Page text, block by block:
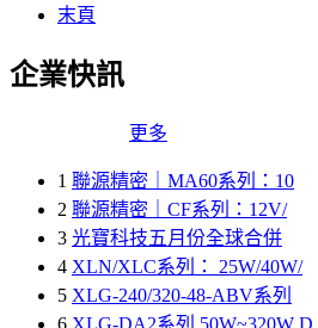
末頁
企業快訊
更多
1 聯源精密｜MA60系列：10
2 聯源精密｜CF系列：12V/
3 光寶科技五月份全球合併
4 XLN/XLC系列： 25W/40W/
5 XLG-240/320-48-ABV系列
6 XLG-DA2系列 50W~320W D